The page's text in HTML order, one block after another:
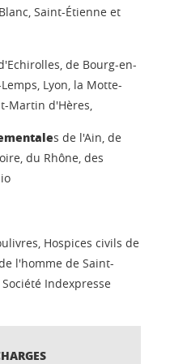
Saint-Étienne et
de Bourg-en-
Lyon, la Motte-
Martin d'Hères,
s de l'Ain, de
du Rhône, des
Hospices civils de
l'homme de Saint-
Indexpresse